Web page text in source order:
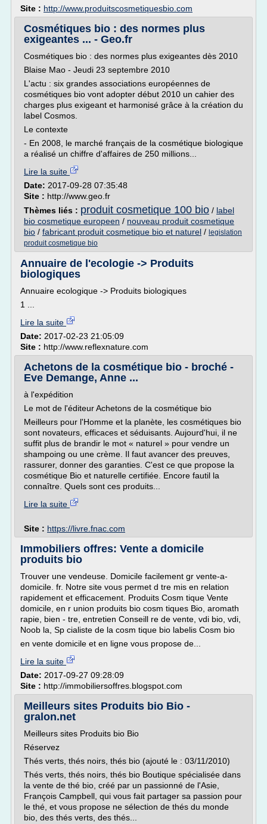
Site : http://www.produitscosmetiquesbio.com
Cosmétiques bio : des normes plus
exigeantes ... - Geo.fr
Cosmétiques bio : des normes plus exigeantes dès 2010
Blaise Mao - Jeudi 23 septembre 2010
L'actu : six grandes associations européennes de
cosmétiques bio vont adopter début 2010 un cahier des
charges plus exigeant et harmonisé grâce à la création du
label Cosmos.
Le contexte
- En 2008, le marché français de la cosmétique biologique
a réalisé un chiffre d'affaires de 250 millions...
Lire la suite
Date: 2017-09-28 07:35:48
Site : http://www.geo.fr
Thèmes liés : produit cosmetique 100 bio / label
bio cosmetique europeen / nouveau produit cosmetique
bio / fabricant produit cosmetique bio et naturel / legislation
produit cosmetique bio
Annuaire de l'ecologie -> Produits
biologiques
Annuaire ecologique -> Produits biologiques
1 ...
Lire la suite
Date: 2017-02-23 21:05:09
Site : http://www.reflexnature.com
Achetons de la cosmétique bio - broché -
Eve Demange, Anne ...
à l'expédition
Le mot de l'éditeur Achetons de la cosmétique bio
Meilleurs pour l'Homme et la planète, les cosmétiques bio
sont novateurs, efficaces et séduisants. Aujourd'hui, il ne
suffit plus de brandir le mot « naturel » pour vendre un
shampoing ou une crème. Il faut avancer des preuves,
rassurer, donner des garanties. C'est ce que propose la
cosmétique Bio et naturelle certifiée. Encore fautil la
connaître. Quels sont ces produits...
Lire la suite
Site : https://livre.fnac.com
Immobiliers offres: Vente a domicile
produits bio
Trouver une vendeuse. Domicile facilement gr vente-a-
domicile. fr. Notre site vous permet d tre mis en relation
rapidement et efficacement. Produits Cosm tique Vente
domicile, en r union produits bio cosm tiques Bio, aromath
rapie, bien - tre, entretien Conseill re de vente, vdi bio, vdi,
Noob la, Sp cialiste de la cosm tique bio labelis Cosm bio
en vente domicile et en ligne vous propose de...
Lire la suite
Date: 2017-09-27 09:28:09
Site : http://immobiliersoffres.blogspot.com
Meilleurs sites Produits bio Bio -
gralon.net
Meilleurs sites Produits bio Bio
Réservez
Thés verts, thés noirs, thés bio (ajouté le : 03/11/2010)
Thés verts, thés noirs, thés bio Boutique spécialisée dans
la vente de thé bio, créé par un passionné de l'Asie,
François Campbell, qui vous fait partager sa passion pour
le thé, et vous propose ne sélection de thés du monde
bio, des thés verts, des thés...